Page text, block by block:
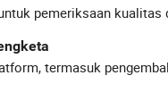
pemeriksaan kualitas
termasuk